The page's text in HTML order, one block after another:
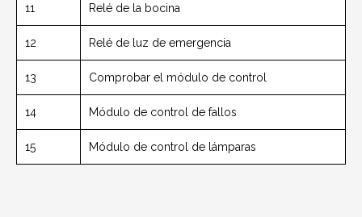
11 Relé de la bocina
12 Relé de luz de emergencia
13 Comprobar el módulo de control
14 Módulo de control de fallos
15 Módulo de control de lámparas